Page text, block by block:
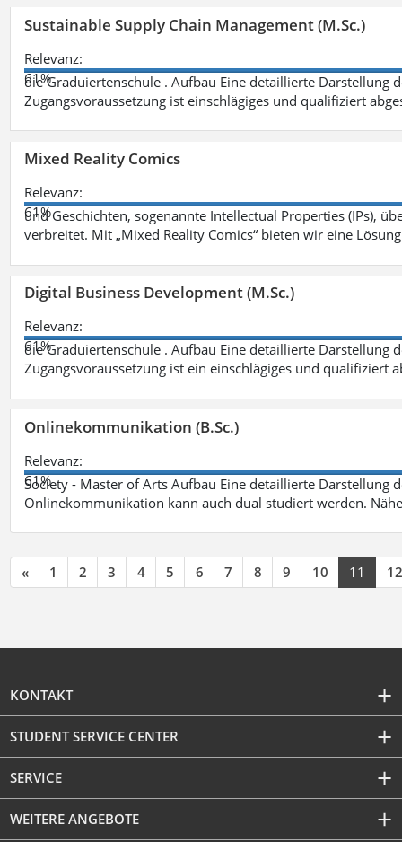
Sustainable Supply Chain Management (M.Sc.)
Relevanz:
61%
die Graduiertenschule . Aufbau Eine detaillierte Darstellung
Zugangsvoraussetzung ist einschlägiges und qualifiziert
Mixed Reality Comics
Relevanz:
61%
und Geschichten, sogenannte Intellectual Properties (IPs),
verbreitet. Mit „Mixed Reality Comics“ bieten wir eine
Digital Business Development (M.Sc.)
Relevanz:
61%
die Graduiertenschule . Aufbau Eine detaillierte Darstellung
Zugangsvoraussetzung ist ein einschlägiges und qualifiziert
Onlinekommunikation (B.Sc.)
Relevanz:
61%
Society - Master of Arts Aufbau Eine detaillierte Darstellung
Onlinekommunikation kann auch dual studiert werden.
« 1 2 3 4 5 6 7 8 9 10 11 12
KONTAKT
STUDENT SERVICE CENTER
SERVICE
WEITERE ANGEBOTE